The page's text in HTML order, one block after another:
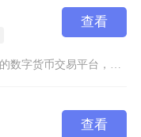
查看
查看